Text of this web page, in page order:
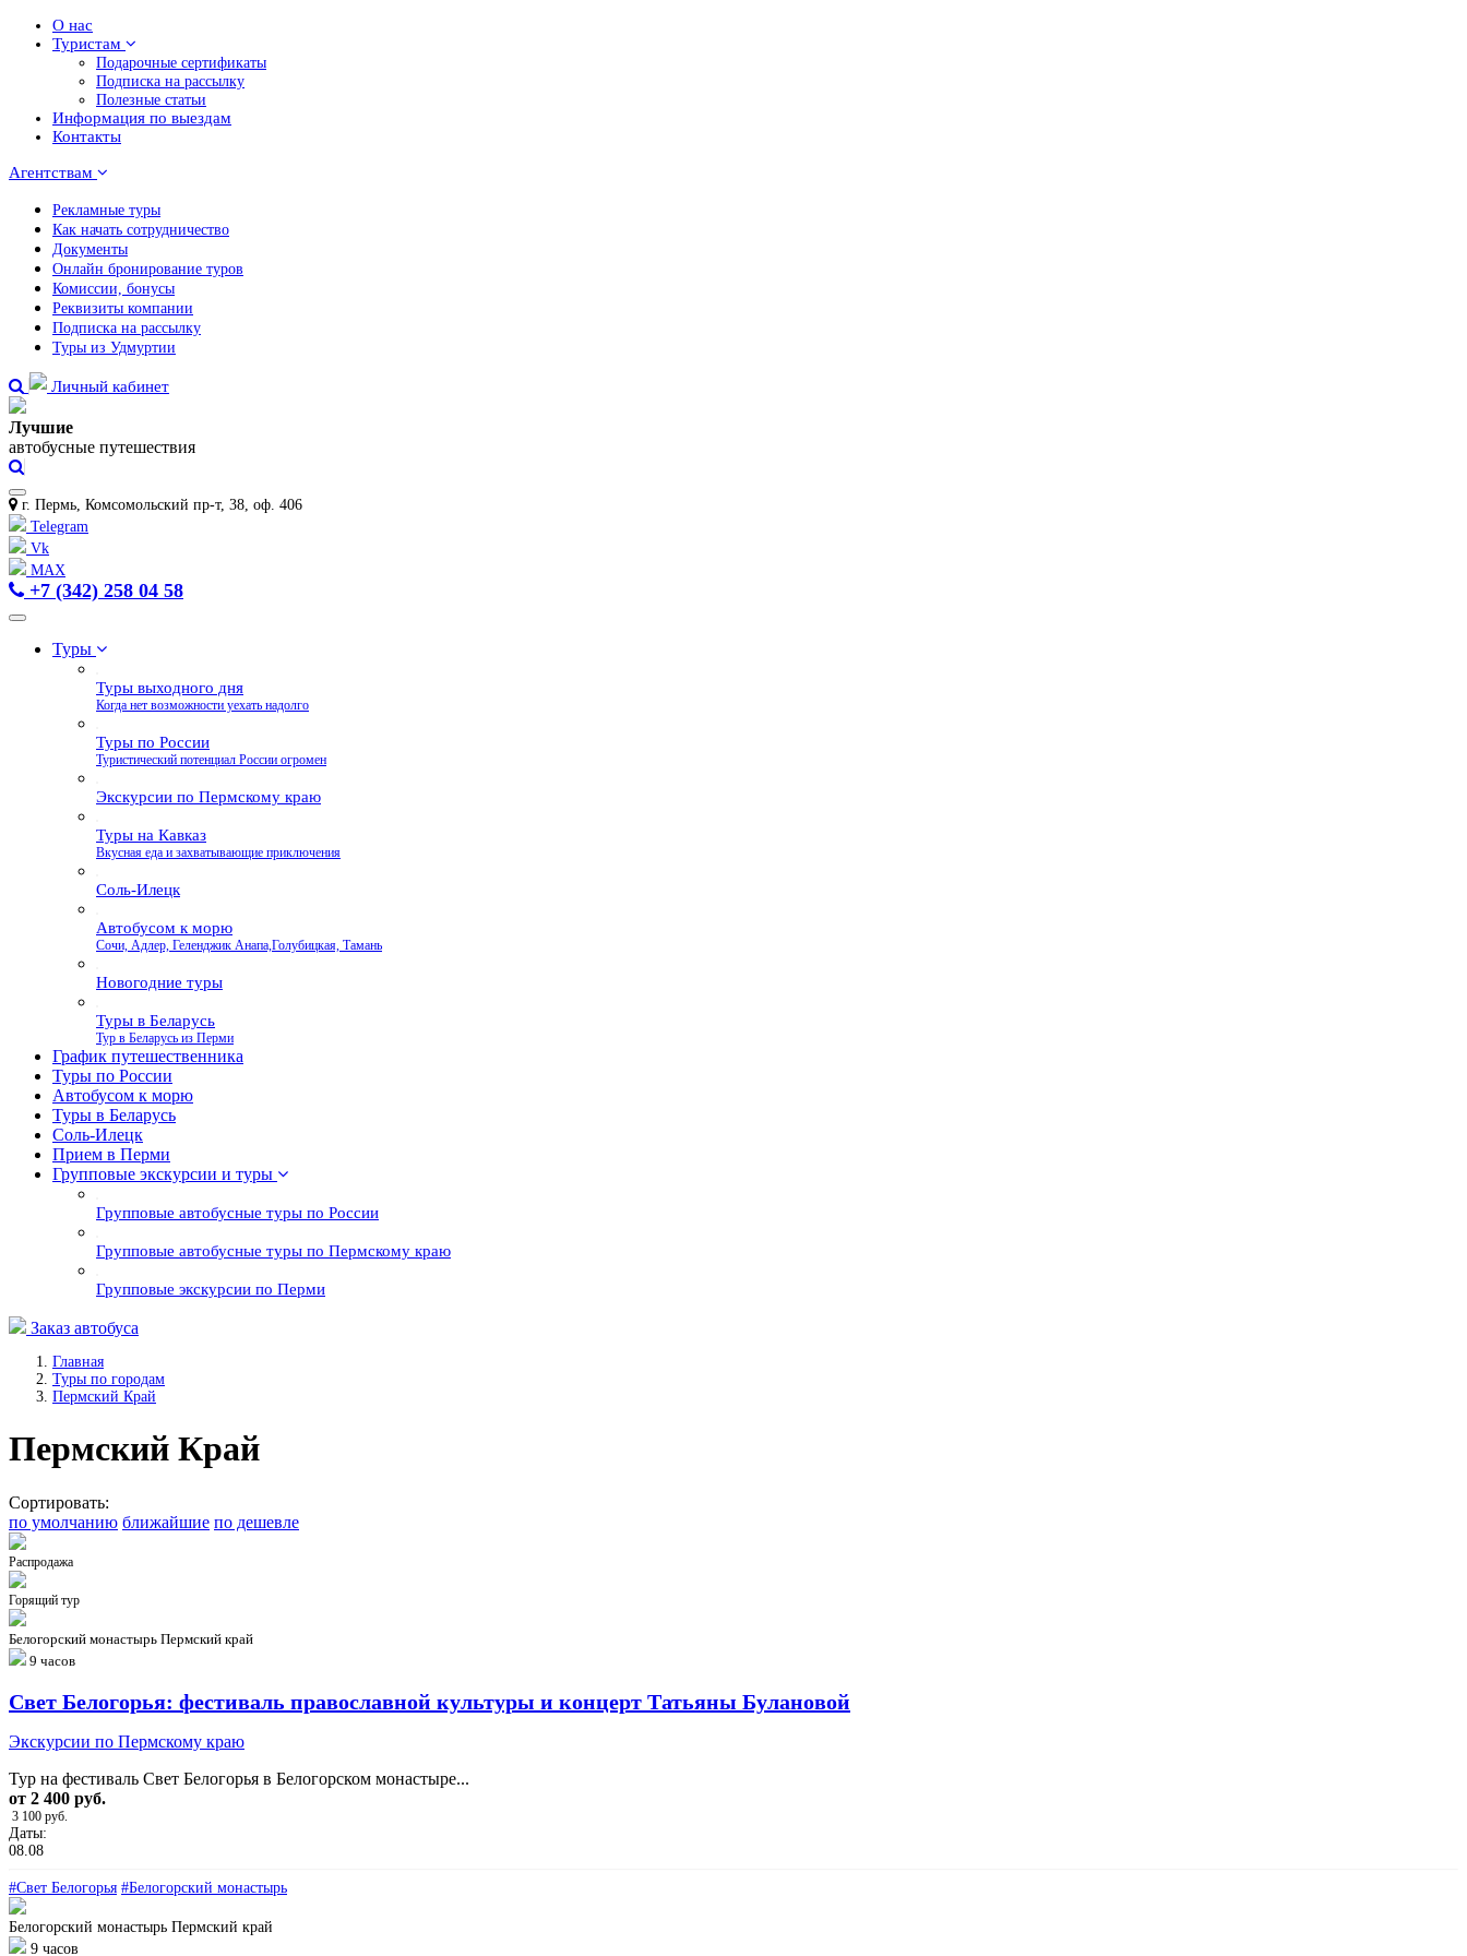
О нас
Туристам
Подарочные сертификаты
Подписка на рассылку
Полезные статьи
Информация по выездам
Контакты
Агентствам
Рекламные туры
Как начать сотрудничество
Документы
Онлайн бронирование туров
Комиссии, бонусы
Реквизиты компании
Подписка на рассылку
Туры из Удмуртии
Личный кабинет
Лучшие
автобусные путешествия
г. Пермь, Комсомольский пр-т, 38, оф. 406
Telegram
Vk
MAX
+7 (342) 258 04 58
Туры
Туры выходного дня
Когда нет возможности уехать надолго
Туры по России
Туристический потенциал России огромен
Экскурсии по Пермскому краю
Туры на Кавказ
Вкусная еда и захватывающие приключения
Соль-Илецк
Автобусом к морю
Сочи, Адлер, Геленджик Анапа,Голубицкая, Тамань
Новогодние туры
Туры в Беларусь
Тур в Беларусь из Перми
График путешественника
Туры по России
Автобусом к морю
Туры в Беларусь
Соль-Илецк
Прием в Перми
Групповые экскурсии и туры
Групповые автобусные туры по России
Групповые автобусные туры по Пермскому краю
Групповые экскурсии по Перми
Заказ автобуса
Главная
Туры по городам
Пермский Край
Пермский Край
Сортировать:
по умолчанию ближайшие по дешевле
Распродажа
Горящий тур
Белогорский монастырь Пермский край
9 часов
Свет Белогорья: фестиваль православной культуры и концерт Татьяны Булановой
Экскурсии по Пермскому краю
Тур на фестиваль Свет Белогорья в Белогорском монастыре...
от 2 400 руб.
3 100 руб.
Даты:
08.08
#Свет Белогорья #Белогорский монастырь
Белогорский монастырь Пермский край
9 часов